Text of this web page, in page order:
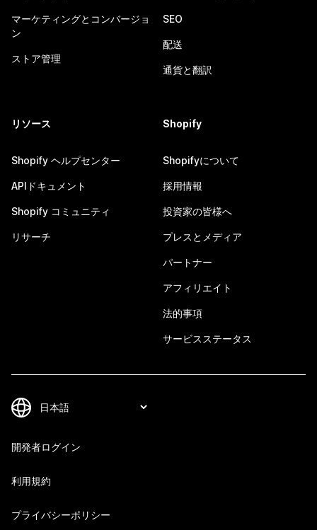
マーケティングとコンバージョ
ン
ストア管理
SEO
配送
通貨と翻訳
リソース
Shopify ヘルプセンター
APIドキュメント
Shopify コミュニティ
リサーチ
Shopify
Shopifyについて
採用情報
投資家の皆様へ
プレスとメディア
パートナー
アフィリエイト
法的事項
サービスステータス
開発者ログイン
利用規約
プライバシーポリシー